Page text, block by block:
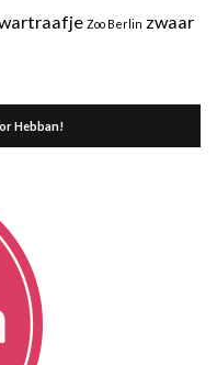
Zoo Berlin zwaar
Hebban!